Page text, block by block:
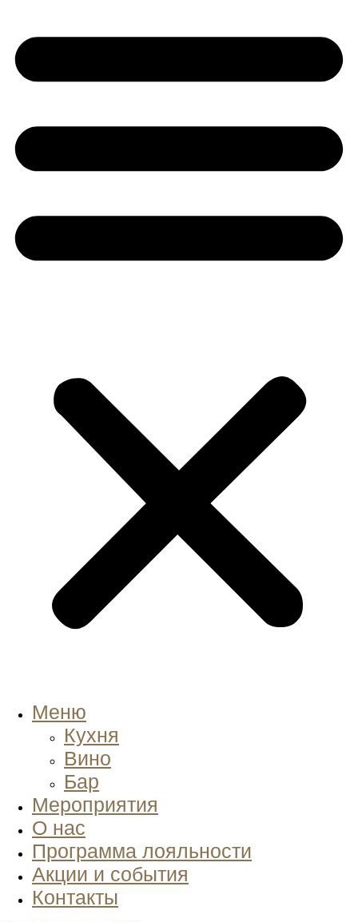
Меню
Кухня
Вино
Бар
Мероприятия
О нас
Программа лояльности
Акции и события
Контакты